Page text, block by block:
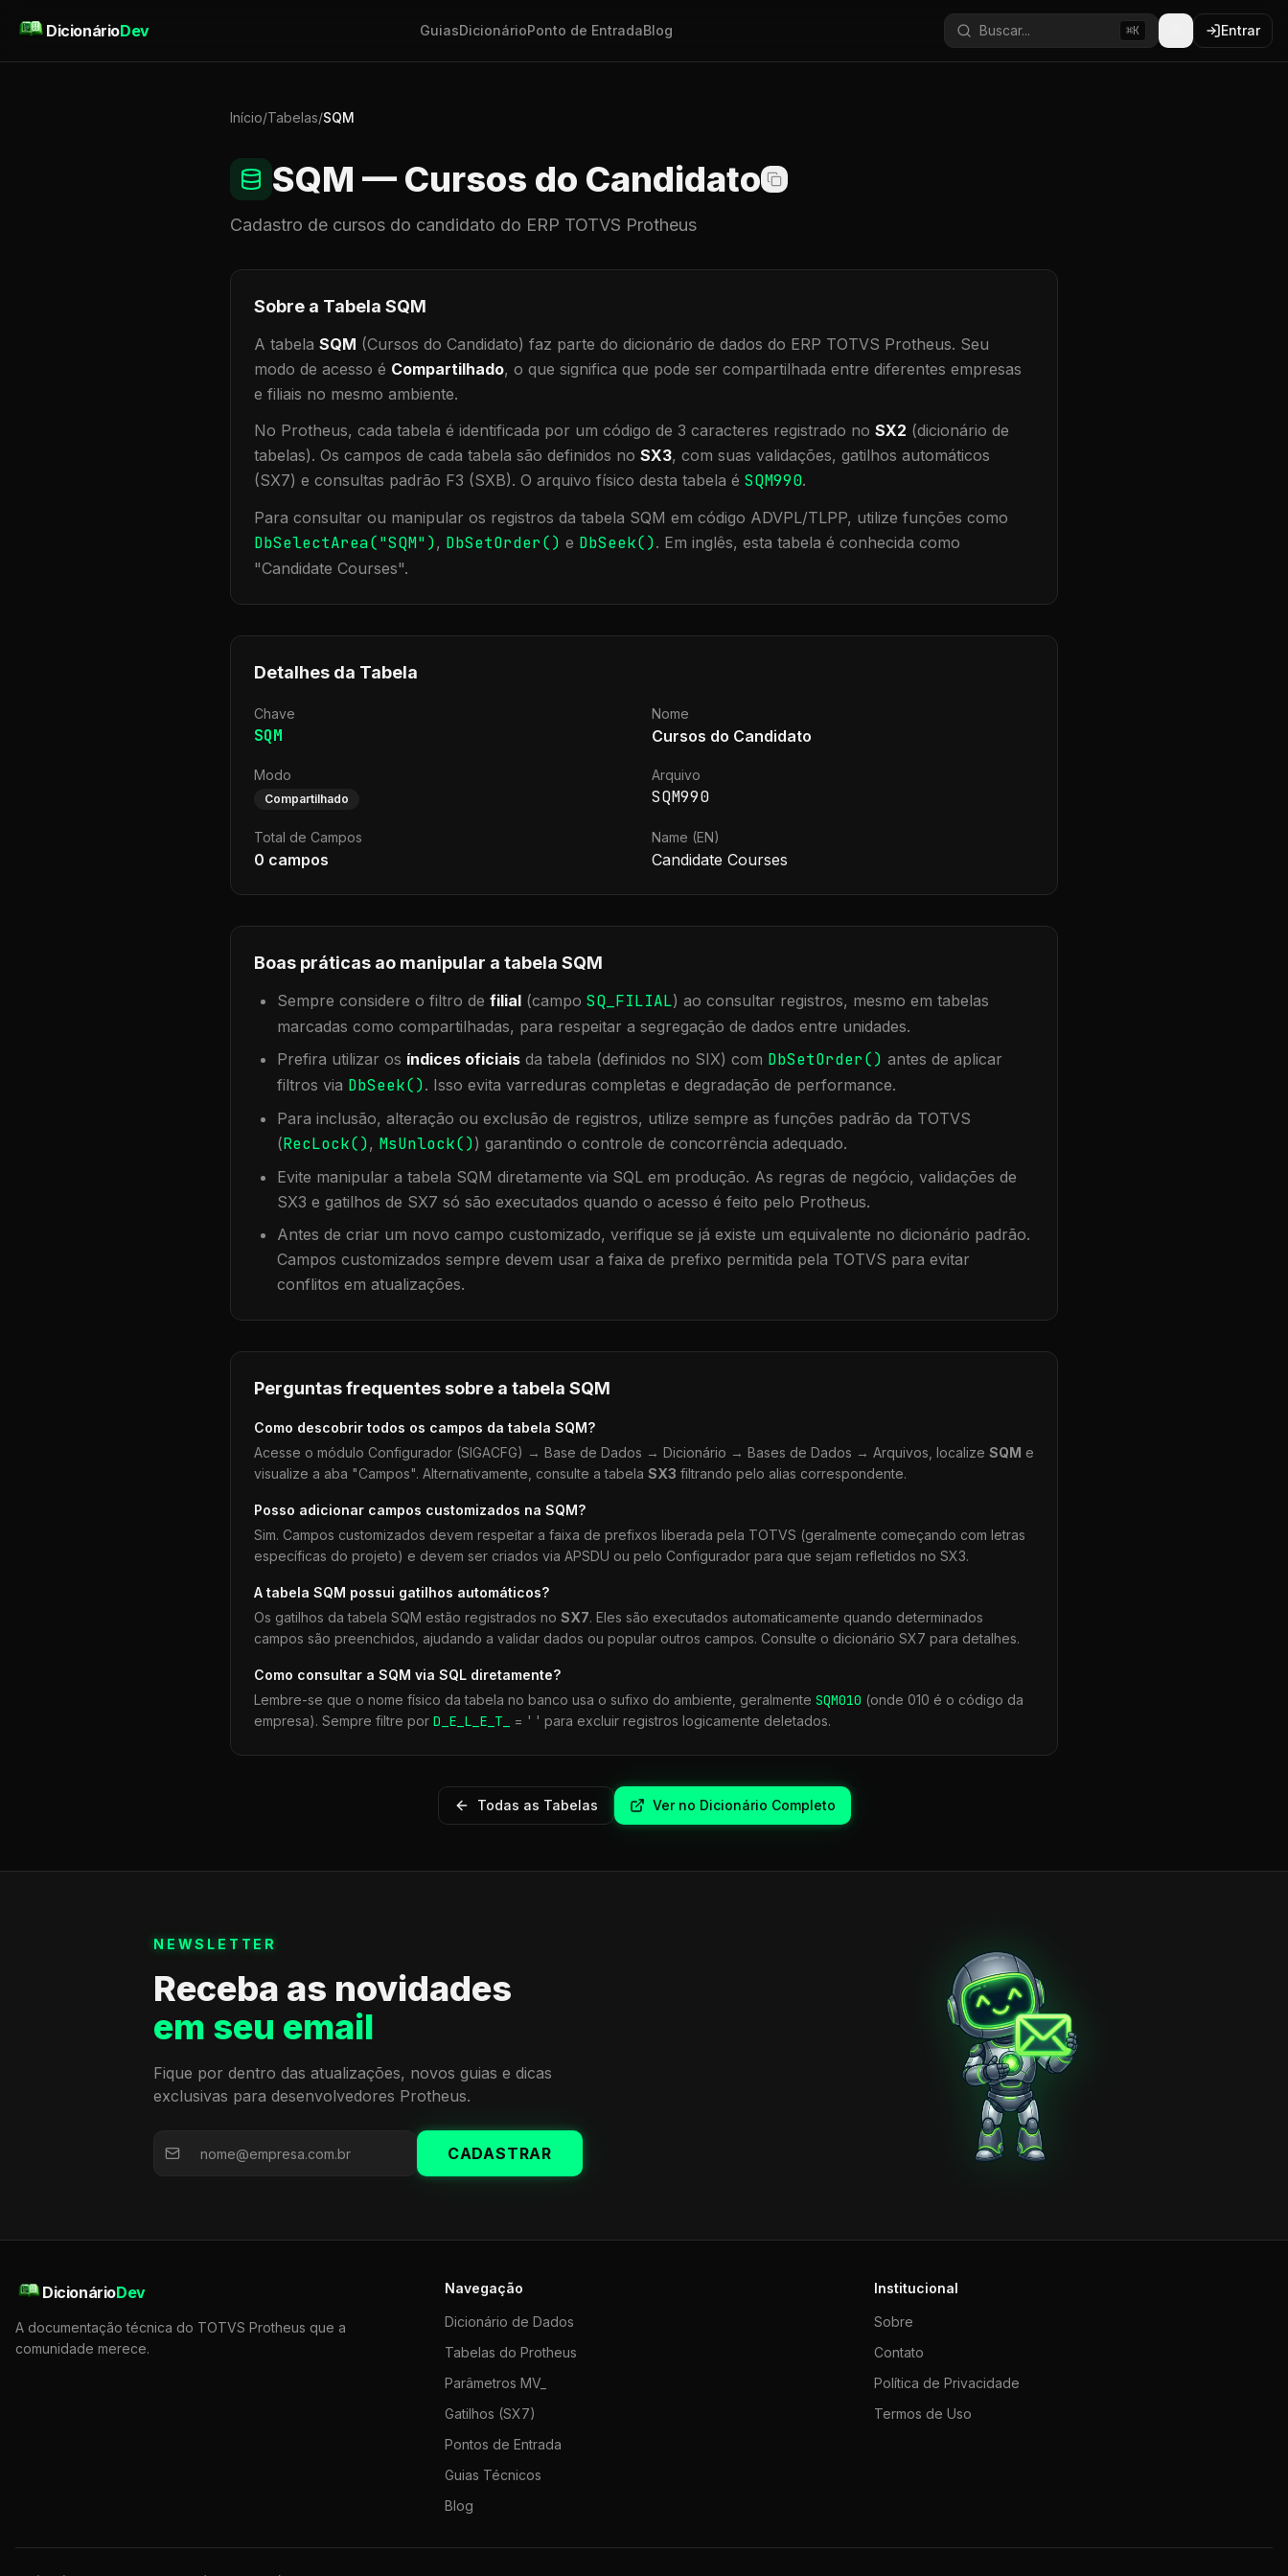
DicionárioDev GuiasDicionárioPonto de EntradaBlog Buscar... ⌘K Entrar
Início/Tabelas/SQM
SQM — Cursos do Candidato
Cadastro de cursos do candidato do ERP TOTVS Protheus
Sobre a Tabela SQM
A tabela SQM (Cursos do Candidato) faz parte do dicionário de dados do ERP TOTVS Protheus. Seu
modo de acesso é Compartilhado, o que significa que pode ser compartilhada entre diferentes empresas
e filiais no mesmo ambiente.
No Protheus, cada tabela é identificada por um código de 3 caracteres registrado no SX2 (dicionário de
tabelas). Os campos de cada tabela são definidos no SX3, com suas validações, gatilhos automáticos
(SX7) e consultas padrão F3 (SXB). O arquivo físico desta tabela é SQM990.
Para consultar ou manipular os registros da tabela SQM em código ADVPL/TLPP, utilize funções como
DbSelectArea("SQM"), DbSetOrder() e DbSeek(). Em inglês, esta tabela é conhecida como
"Candidate Courses".
Detalhes da Tabela
Chave
SQM
Nome
Cursos do Candidato
Modo
Compartilhado
Arquivo
SQM990
Total de Campos
0 campos
Name (EN)
Candidate Courses
Boas práticas ao manipular a tabela SQM
Sempre considere o filtro de filial (campo SQ_FILIAL) ao consultar registros, mesmo em tabelas
marcadas como compartilhadas, para respeitar a segregação de dados entre unidades.
Prefira utilizar os índices oficiais da tabela (definidos no SIX) com DbSetOrder() antes de aplicar
filtros via DbSeek(). Isso evita varreduras completas e degradação de performance.
Para inclusão, alteração ou exclusão de registros, utilize sempre as funções padrão da TOTVS
(RecLock(), MsUnlock()) garantindo o controle de concorrência adequado.
Evite manipular a tabela SQM diretamente via SQL em produção. As regras de negócio, validações de
SX3 e gatilhos de SX7 só são executados quando o acesso é feito pelo Protheus.
Antes de criar um novo campo customizado, verifique se já existe um equivalente no dicionário padrão.
Campos customizados sempre devem usar a faixa de prefixo permitida pela TOTVS para evitar
conflitos em atualizações.
Perguntas frequentes sobre a tabela SQM
Como descobrir todos os campos da tabela SQM?
Acesse o módulo Configurador (SIGACFG) → Base de Dados → Dicionário → Bases de Dados → Arquivos, localize SQM e
visualize a aba "Campos". Alternativamente, consulte a tabela SX3 filtrando pelo alias correspondente.
Posso adicionar campos customizados na SQM?
Sim. Campos customizados devem respeitar a faixa de prefixos liberada pela TOTVS (geralmente começando com letras
específicas do projeto) e devem ser criados via APSDU ou pelo Configurador para que sejam refletidos no SX3.
A tabela SQM possui gatilhos automáticos?
Os gatilhos da tabela SQM estão registrados no SX7. Eles são executados automaticamente quando determinados
campos são preenchidos, ajudando a validar dados ou popular outros campos. Consulte o dicionário SX7 para detalhes.
Como consultar a SQM via SQL diretamente?
Lembre-se que o nome físico da tabela no banco usa o sufixo do ambiente, geralmente SQM010 (onde 010 é o código da
empresa). Sempre filtre por D_E_L_E_T_ = ' ' para excluir registros logicamente deletados.
Todas as Tabelas Ver no Dicionário Completo
NEWSLETTER
Receba as novidades
em seu email
Fique por dentro das atualizações, novos guias e dicas
exclusivas para desenvolvedores Protheus.
CADASTRAR
DicionárioDev
A documentação técnica do TOTVS Protheus que a
comunidade merece.
Navegação
Dicionário de Dados
Tabelas do Protheus
Parâmetros MV_
Gatilhos (SX7)
Pontos de Entrada
Guias Técnicos
Blog
Institucional
Sobre
Contato
Política de Privacidade
Termos de Uso